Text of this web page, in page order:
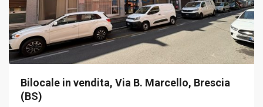
Bilocale in vendita, Via B. Marcello, Brescia
(BS)